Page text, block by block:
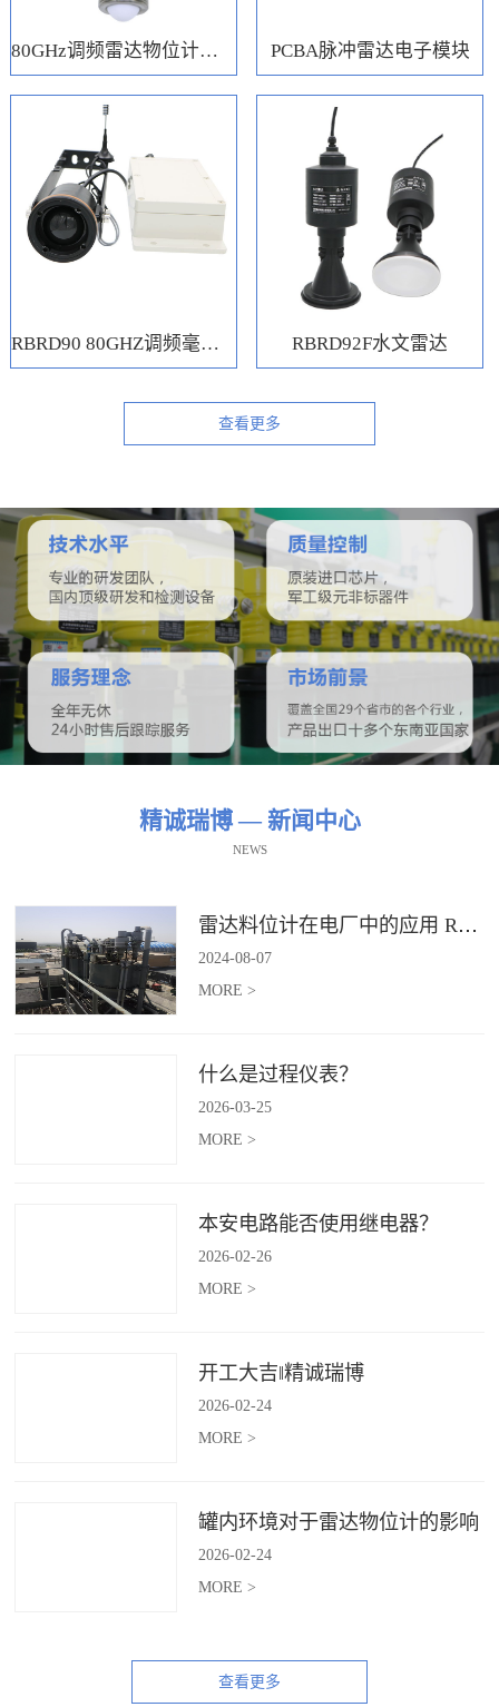
80GHz调频雷达物位计（RBRD71） PCBA脉冲雷达电子模块
RBRD90 80GHZ调频毫米波水位计 RBRD92F水文雷达
查看更多
精诚瑞博 — 新闻中心
NEWS
雷达料位计在电厂中的应用 RBRDZB-71-6-C
2024-08-07
MORE >
什么是过程仪表？
2026-03-25
MORE >
本安电路能否使用继电器？
2026-02-26
MORE >
开工大吉‖精诚瑞博
2026-02-24
MORE >
罐内环境对于雷达物位计的影响
2026-02-24
MORE >
查看更多